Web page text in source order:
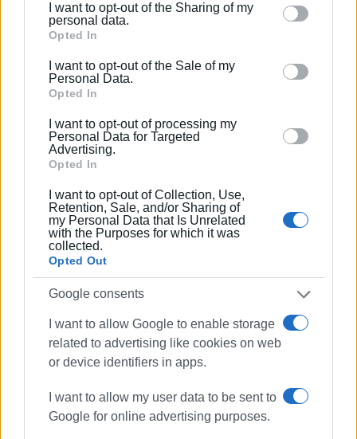
Please note that this website/app uses one or more
Google services and may gather and store information
behaviour. You may click to grant or deny consent to
Google and its third-party tags to use your data for
section.
I want to opt-out of the Sharing of my
personal data.
Opted In
I want to opt-out of the Sale of my
Personal Data.
Opted In
I want to opt-out of processing my
Personal Data for Targeted
Advertising.
Opted In
I want to opt-out of Collection, Use,
Retention, Sale, and/or Sharing of
my Personal Data that Is Unrelated
with the Purposes for which it was
collected.
Opted Out
Google consents
I want to allow Google to enable storage
related to advertising like cookies on web
or device identifiers in apps.
I want to allow my user data to be sent to
Google for online advertising purposes.
Ιστιοπλοΐα
ΣΧΕΤΙΚA AΡΘΡΑ
Ιστιοπλοϊκός Όμιλος Κέρκυρας -
Καλή παρουσία ο ΝΑΟΚ στο
Μεγάλες επιτυχίες του ΝΑΟΚ
στον αγώνα "Coppa Magna Grecia"
Αργυρό και χάλκινο στη Σαλαμίνα